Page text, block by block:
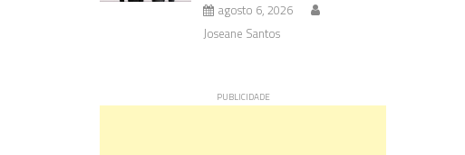
agosto 6, 2026
Joseane Santos